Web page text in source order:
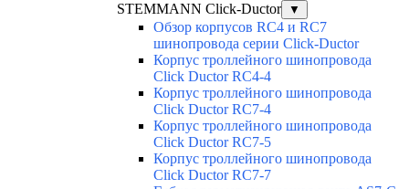
STEMMANN Click-Ductor
▼
Обзор корпусов RC4 и RC7
шинопровода серии Click-Ductor
Корпус троллейного шинопровода
Click Ductor RC4-4
Корпус троллейного шинопровода
Click Ductor RC7-4
Корпус троллейного шинопровода
Click Ductor RC7-5
Корпус троллейного шинопровода
Click Ductor RC7-7